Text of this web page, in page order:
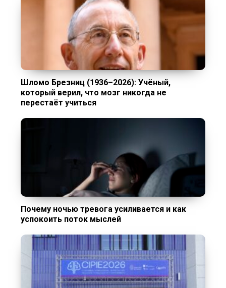
Шломо Брезниц (1936–2026): Учёный,
который верил, что мозг никогда не
перестаёт учиться
Почему ночью тревога усиливается и как
успокоить поток мыслей